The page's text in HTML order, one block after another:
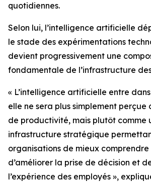
quotidiennes.
Selon lui, l’intelligence artificielle
le stade des expérimentations
devient progressivement une
fondamentale de l’infrastructure
« L’intelligence artificielle entre
elle ne sera plus simplement perçue
de productivité, mais plutôt comme
infrastructure stratégique
organisations de mieux comprendre
d’améliorer la prise de décision et
l’expérience des employés »,